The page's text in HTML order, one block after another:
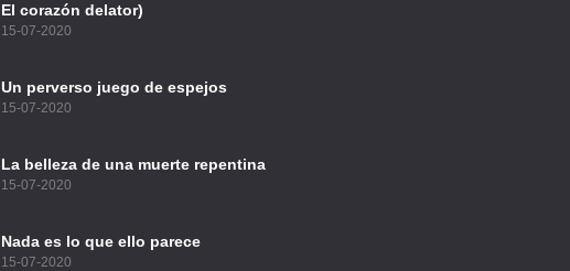
El corazón delator)
15-07-2020
Un perverso juego de espejos
15-07-2020
La belleza de una muerte repentina
15-07-2020
Nada es lo que ello parece
15-07-2020